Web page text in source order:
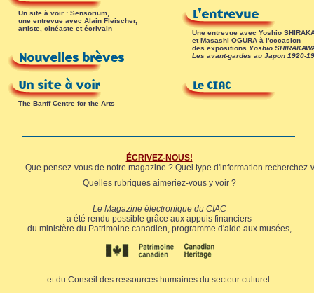
Un site à voir : Sensorium,
une entrevue avec Alain Fleischer,
artiste, cinéaste et écrivain
The Banff Centre for the Arts
Une entrevue avec Yoshio
et Masashi OGURA à l'occasion
des expositions Yoshio
Les avant-gardes au Japon 1920-
ÉCRIVEZ-NOUS!
Que pensez-vous de notre magazine ? Quel type d'information recherchez-
Quelles rubriques aimeriez-vous y voir ?
Le Magazine électronique du CIAC
a été rendu possible grâce aux appuis financiers
du ministère du Patrimoine canadien, programme d'aide aux musées,
et du Conseil des ressources humaines du secteur culturel.